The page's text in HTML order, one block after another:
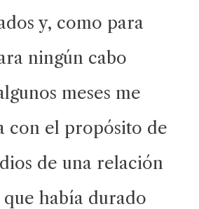
y, como para
ningún cabo
meses me
con el propósito de
de una relación
había durado